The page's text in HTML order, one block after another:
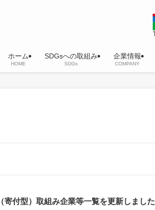
ホーム
HOME
SDGsへの取組み
SDGs
企業情報
COMPANY
寄付型）取組み企業等一覧を更新しました